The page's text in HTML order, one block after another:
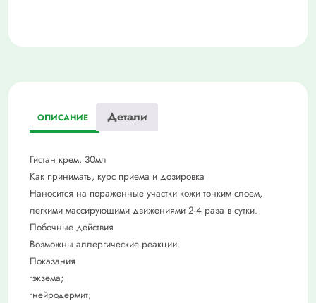
ОПИСАНИЕ Детали
Гистан крем, 30мл
Как принимать, курс приема и дозировка
Наносится на пораженные участки кожи тонким слоем,
легкими массирующими движениями 2-4 раза в сутки.
Побочные действия
Возможны аллергические реакции.
Показания
•экзема;
•нейродермит;